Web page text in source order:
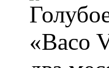
«Baco